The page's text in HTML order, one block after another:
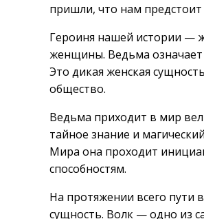
пришли, что нам
Героиня нашей истории —
женщины. Ведьма
Это дикая женская
общество.
Ведьма приходит в мир
тайное знание и
Мира она проходит
способностям.
На протяжении всего
сущность. Волк — одно из